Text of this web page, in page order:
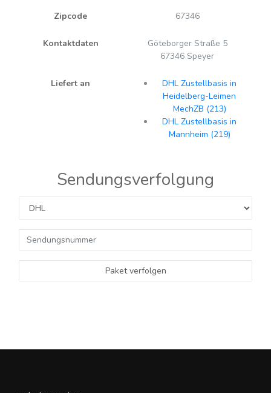
Zipcode 67346
Kontaktdaten
Göteborger Straße 5
67346 Speyer
Liefert an
DHL Zustellbasis in
Heidelberg-Leimen
MechZB (213)
DHL Zustellbasis in
Mannheim (219)
Sendungsverfolgung
Paket verfolgen